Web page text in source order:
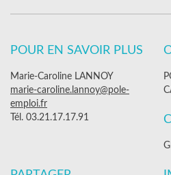
POUR EN SAVOIR PLUS
Marie-Caroline LANNOY
marie-caroline.lannoy@pole-
emploi.fr
Tél. 03.21.17.17.91